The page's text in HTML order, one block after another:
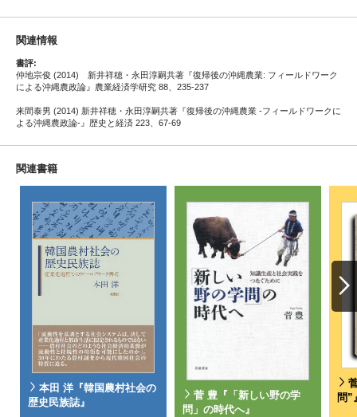
関連情報
書評:
仲地宗俊 (2014) 新井祥穂・永田淳嗣共著『復帰後の沖縄農業: フィールドワーク
による沖縄農政論』農業経済学研究 88、235-237
来間泰男 (2014) 新井祥穂・永田淳嗣共著『復帰後の沖縄農業 -フィールドワークに
よる沖縄農政論-』歴史と経済 223、67-69
関連書籍
本田 洋『韓国農村社会の
歴史民族誌』
菅 豊『「新しい野の学
問」の時代へ』
問”